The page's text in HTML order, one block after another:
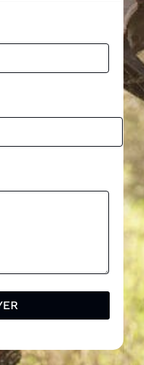
g
e
P
s
t
a